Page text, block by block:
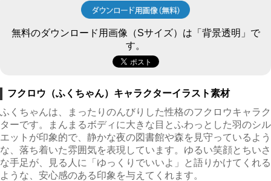
無料のダウンロード用画像（Sサイズ）は「背景透明」で
す。
フクロウ（ふくちゃん）キャラクターイラスト素材
ふくちゃんは、まったりのんびりした性格のフクロウキャラク
ターです。まんまるボディに大きな目とふわっとした羽のシル
エットが印象的で、静かな夜の図書館や森を見守っているよう
な、落ち着いた雰囲気を表現しています。ゆるい笑顔とちいさ
な手足が、見る人に「ゆっくりでいいよ」と語りかけてくれる
ような、安心感のある印象を与えてくれます。